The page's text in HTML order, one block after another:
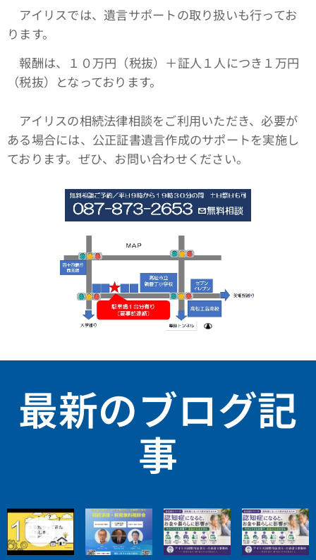
アイリスでは、遺言サポートの取り扱いも行ってお
ります。
報酬は、１０万円（税抜）＋証人１人につき１万円
（税抜）となっております。
アイリスの相続法律相談をご利用いただき、必要が
ある場合には、公正証書遺言作成のサポートを実施し
ております。ぜひ、お問い合わせください。
最新のブログ記
事